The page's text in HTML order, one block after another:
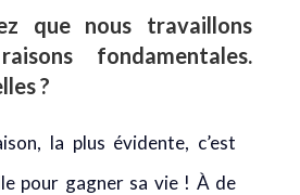
que nous travaillons
fondamentales.
?
la plus évidente, c’est
pour gagner sa vie ! À de